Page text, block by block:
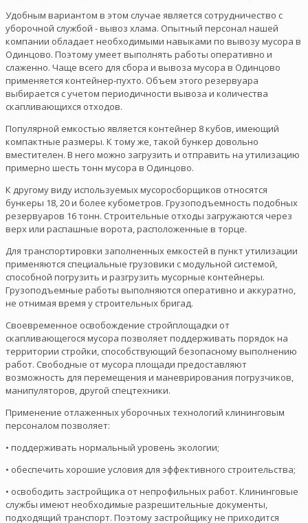
Удобным вариантом в этом случае является сотрудничество с
уборочной службой - вывоз хлама. Опытный персонал нашей
компании обладает необходимыми навыками по вывозу мусора в
Одинцово. Поэтому умеет выполнять работы оперативно и
слаженно. Чаще всего для сбора и вывоза мусора в Одинцово
применяется контейнер-пухто. Объем этого резервуара
выбирается с учетом периодичности вывоза и количества
скапливающихся отходов.
Популярной емкостью является контейнер 8 кубов, имеющий
компактные размеры. К тому же, такой бункер довольно
вместителен. В него можно загрузить и отправить на утилизацию
примерно шесть тонн мусора в Одинцово.
К другому виду используемых мусоросборщиков относятся
бункеры 18, 20 и более кубометров. Грузоподъемность подобных
резервуаров 16 тонн. Строительные отходы загружаются через
верх или распашные ворота, расположенные в торце.
Для транспортировки заполненных емкостей в пункт утилизации
применяются специальные грузовики с модульной системой,
способной погрузить и разгрузить мусорные контейнеры.
Грузоподъемные работы выполняются оперативно и аккуратно,
не отнимая время у строительных бригад.
Своевременное освобождение стройплощадки от
скапливающегося мусора позволяет поддерживать порядок на
территории стройки, способствующий безопасному выполнению
работ. Свободные от мусора площади предоставляют
возможность для перемещения и маневрирования погрузчиков,
манипуляторов, другой спецтехники.
Применение отлаженных уборочных технологий клининговым
персоналом позволяет:
• поддерживать нормальный уровень экологии;
• обеспечить хорошие условия для эффективного строительства;
• освободить застройщика от непрофильных работ. Клининговые
службы имеют необходимые разрешительные документы,
подходящий транспорт. Поэтому застройщику не приходится